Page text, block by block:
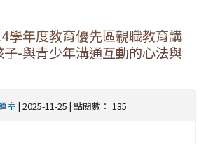
學年度教育優先區親職教育講
-與青少年溝通互動的心法與
室 | 2025-11-25 | 點閱數： 135